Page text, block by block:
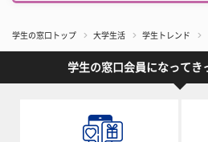
学生の窓口トップ 大学生活 学生トレンド
学生の窓口会員になってき